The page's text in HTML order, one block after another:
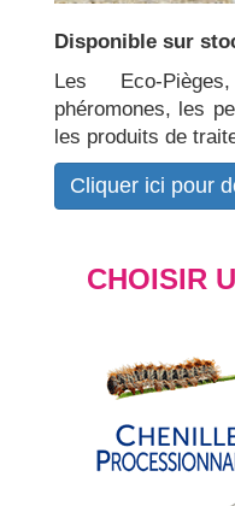
Disponible sur
Les Eco-
phéromones, les
les produits de
Cliquer ici pour
CHOISIR